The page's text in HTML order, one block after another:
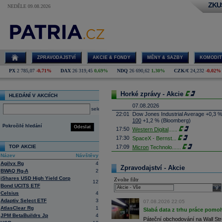
NEDĚLE 09.08.2026
ZPRAVODAJSTVÍ AKCIE & FONDY MĚNY & SAZBY
PX 2 785,07 -0,71% DAX 26 319,45 0,69% NDQ 26 690,62 1,30% CZK/€ 24,232 -0,02%
HLEDÁNÍ V AKCIÍCH
select
Odeslat
Pokročilé hledání
TOP AKCIE
Název
Návštěvy
Agilyx Rg
4
BWAQ Rg-A
2
iShares USD High Yield Corp
Bond UCITS ETF
12
Celsius
4
Adaptiv Select ETF
3
AtlasClear Rg
1
JPM BetaBuildrs Jp
4
Horké zprávy - Akcie
07.08.2026
22:01
Dow Jones Industrial Average +0,3
100 +1,2 % (Bloomberg)
17:50 Western Digital
17:30 SpaceX - Bernst
17:09 Micron Technolo
16:26
Objem obchodů s akciemi na
obchodů za poslední rok je 0,665
16:23 Zvýšení výroby balistických střel
nějakou dobu potrvá. Agentuře
Armin Papperger. Společná výroba
doplnit arzenál Spojeným státům,
(ČTK)
16:07 Conocophillips
Zpravodajství - Akcie
Zvolte filtr
07.08.2026 22:05
Slabá data z trhu práce
Páteční obchodování na Wall